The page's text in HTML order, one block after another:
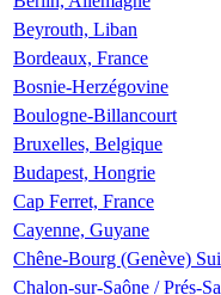
Beyrouth, Liban
Bordeaux, France
Bosnie-Herzégovine
Boulogne-Billancourt
Bruxelles, Belgique
Budapest, Hongrie
Cap Ferret, France
Cayenne, Guyane
Chêne-Bourg (Genève)
Chalon-sur-Saône / Prés-